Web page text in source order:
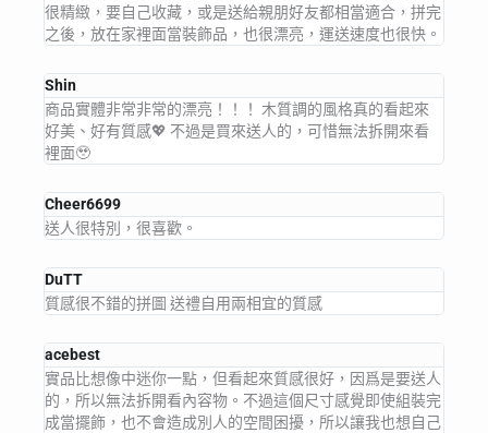
很精緻，要自己收藏，或是送給親朋好友都相當適合，拼完
之後，放在家裡面當裝飾品，也很漂亮，運送速度也很快。
Shin
商品實體非常非常的漂亮！！！ 木質調的風格真的看起來
好美、好有質感💖 不過是買來送人的，可惜無法拆開來看
裡面🥹
Cheer6699
送人很特別，很喜歡。
DuTT
質感很不錯的拼圖 送禮自用兩相宜的質感
acebest
實品比想像中迷你一點，但看起來質感很好，因爲是要送人
的，所以無法拆開看內容物。不過這個尺寸感覺即使組裝完
成當擺飾，也不會造成別人的空間困擾，所以讓我也想自己